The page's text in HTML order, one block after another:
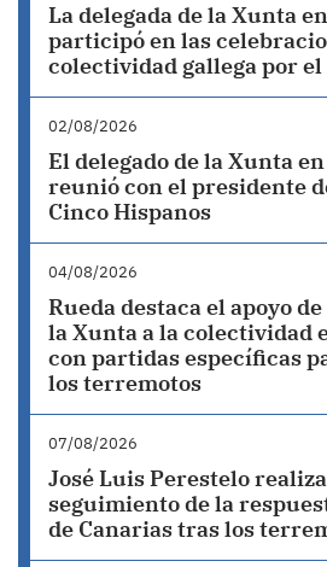
La delegada de la Xunta
participó en las
colectividad gallega por
02/08/2026
El delegado de la Xunta
reunió con el presidente
Cinco Hispanos
04/08/2026
Rueda destaca el apoyo
la Xunta a la colectividad
con partidas específicas
los terremotos
07/08/2026
José Luis Perestelo
seguimiento de la
de Canarias tras los